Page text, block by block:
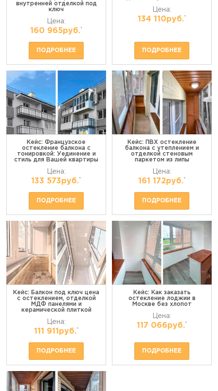
внутренней отделкой под
ключ
Цена:
160 965руб.*
ПОДРОБНЕЕ
Цена:
134 110руб.*
ПОДРОБНЕЕ
Кейс: Французское
остекление балкона с
тонировкой: Уединение и
стиль для Вашей квартиры
Цена:
133 573руб.*
ПОДРОБНЕЕ
Кейс: ПВХ остекление
балкона с утеплением и
отделкой стеновым
паркетом из липы
Цена:
161 172руб.*
ПОДРОБНЕЕ
Кейс: Балкон под ключ цена
с остеклением, отделкой
МДФ панелями и
керамической плиткой
Цена:
111 911руб.*
ПОДРОБНЕЕ
Кейс: Как заказать
остекление лоджии в
Москве без хлопот
Цена:
117 066руб.*
ПОДРОБНЕЕ